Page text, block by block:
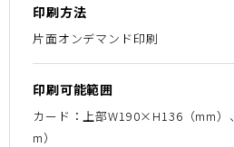
印刷方法
片面オンデマンド印刷
印刷可能範囲
カード：上部W190×H136（mm
m）